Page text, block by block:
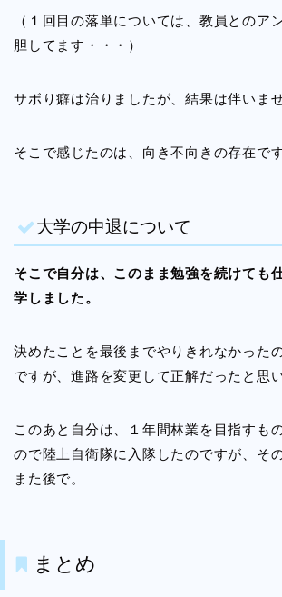
（１回目の落単については、教員とのア
胆してます・・・）
サボり癖は治りましたが、結果は伴いま
そこで感じたのは、向き不向きの存在です
大学の中退について
そこで自分は、このまま勉強を続けても
学しました。
決めたことを最後までやりきれなかった
ですが、進路を変更して正解だったと思い
このあと自分は、１年間林業を目指すも
ので陸上自衛隊に入隊したのですが、そ
また後で。
まとめ